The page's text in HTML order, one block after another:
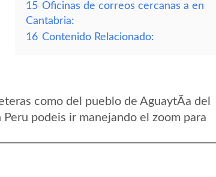
15 Oficinas de correos cercanas a en
Cantabria:
16 Contenido Relacionado:
como del pueblo de AguaytÃ­a del
podeis ir manejando el zoom para